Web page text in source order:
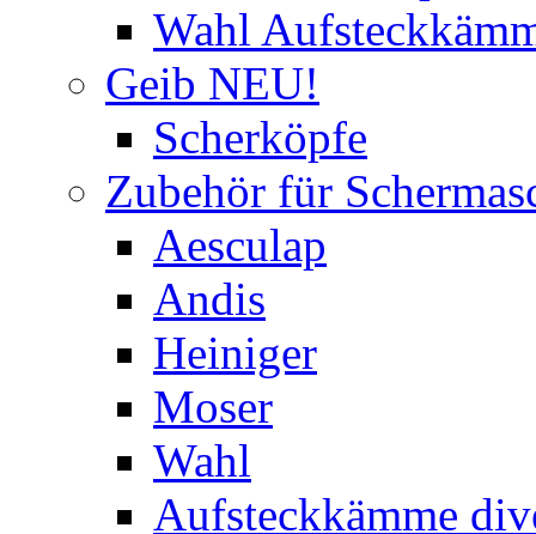
Wahl
Geib NEU!
Scherköpfe
Zubehör für
Aesculap
Andis
Heiniger
Moser
Wahl
Aufsteckkämme